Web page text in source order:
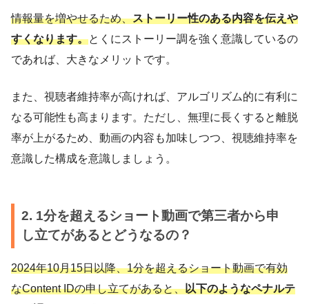
情報量を増やせるため、ストーリー性のある内容を伝えや
すくなります。とくにストーリー調を強く意識しているの
であれば、大きなメリットです。
また、視聴者維持率が高ければ、アルゴリズム的に有利に
なる可能性も高まります。ただし、無理に長くすると離脱
率が上がるため、動画の内容も加味しつつ、視聴維持率を
意識した構成を意識しましょう。
2. 1分を超えるショート動画で第三者から申
し立てがあるとどうなるの？
2024年10月15日以降、1分を超えるショート動画で有効
なContent IDの申し立てがあると、以下のようなペナルテ